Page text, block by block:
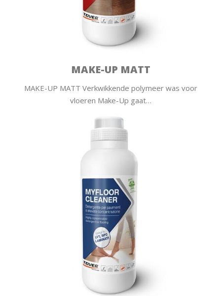
MAKE-UP MATT
MAKE-UP MATT Verkwikkende polymeer was voor
vloeren Make-Up gaat…